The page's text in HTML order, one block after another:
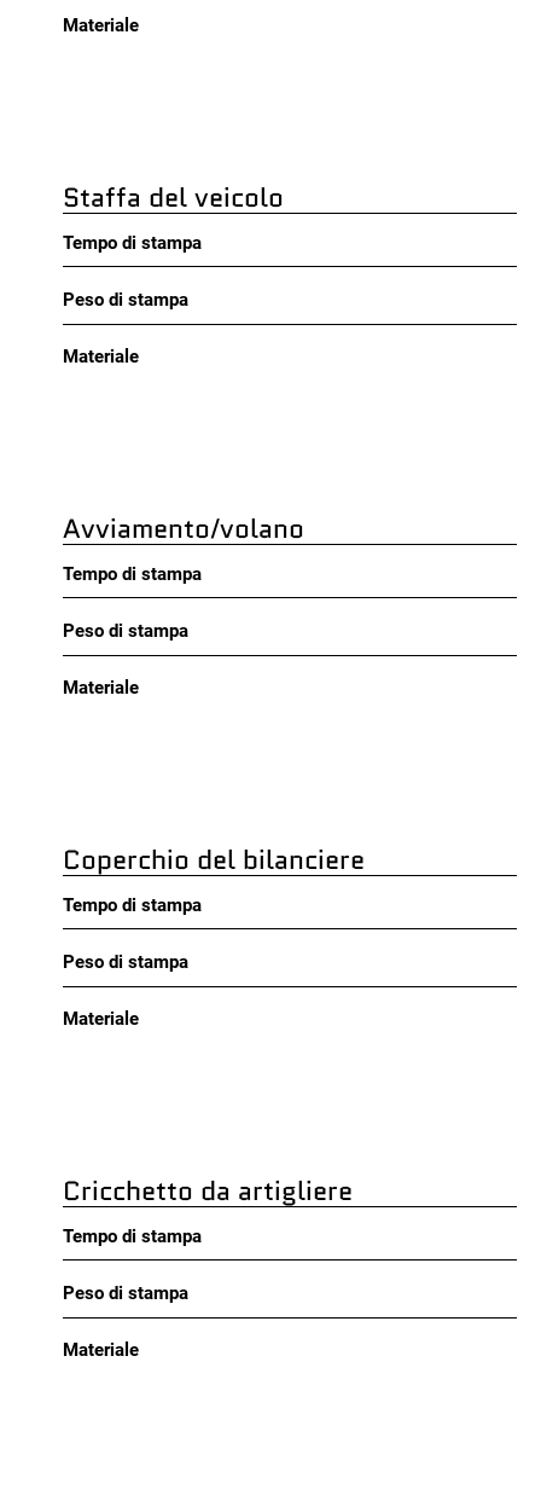
Materiale
Staffa del veicolo
Tempo di stampa
Peso di stampa
Materiale
Avviamento/volano
Tempo di stampa
Peso di stampa
Materiale
Coperchio del bilanciere
Tempo di stampa
Peso di stampa
Materiale
Cricchetto da artigliere
Tempo di stampa
Peso di stampa
Materiale